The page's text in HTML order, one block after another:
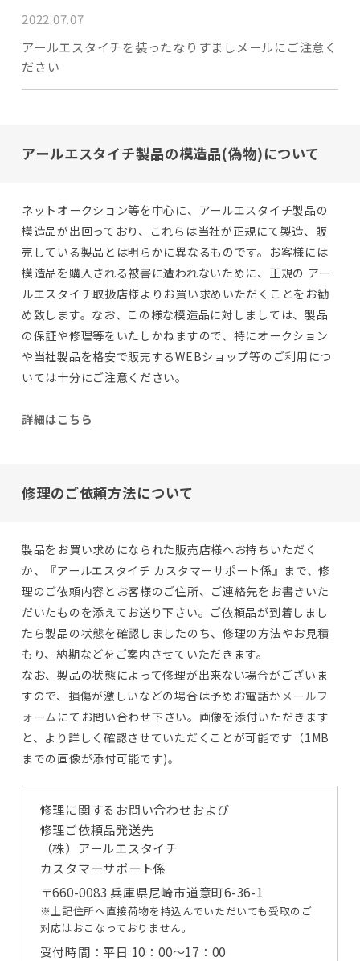
2022.07.07
アールエスタイチを装ったなりすましメールにご注意く
ださい
アールエスタイチ製品の模造品(偽物)について
ネットオークション等を中心に、アールエスタイチ製品の
模造品が出回っており、これらは当社が正規にて製造、販
売している製品とは明らかに異なるものです。お客様には
模造品を購入される被害に遭われないために、正規の アー
ルエスタイチ取扱店様よりお買い求めいただくことをお勧
め致します。なお、この様な模造品に対しましては、製品
の保証や修理等をいたしかねますので、特にオークション
や当社製品を格安で販売するWEBショップ等のご利用につ
いては十分にご注意ください。
詳細はこちら
修理のご依頼方法について
製品をお買い求めになられた販売店様へお持ちいただく
か、『アールエスタイチ カスタマーサポート係』まで、修
理のご依頼内容とお客様のご住所、ご連絡先をお書きいた
だいたものを添えてお送り下さい。ご依頼品が到着しまし
たら製品の状態を確認しましたのち、修理の方法やお見積
もり、納期などをご案内させていただきます。
なお、製品の状態によって修理が出来ない場合がございま
すので、損傷が激しいなどの場合は予めお電話か メールフ
ォーム にてお問い合わせ下さい。画像を添付いただきます
と、より詳しく確認させていただくことが可能です（1MB
までの画像が添付可能です)。
修理に関するお問い合わせおよび
修理ご依頼品発送先
（株）アールエスタイチ
カスタマーサポート係
〒660-0083 兵庫県尼崎市道意町6-36-1
※上記住所へ直接荷物を持込んでいただいても受取のご
対応はおこなっておりません。
受付時間：平日 10：00～17：00